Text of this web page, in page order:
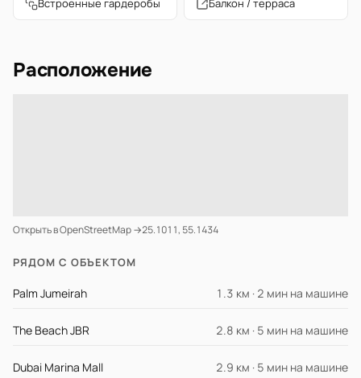
Встроенные гардеробы Балкон / терраса
Расположение
Открыть в OpenStreetMap →25.1011, 55.1434
РЯДОМ С ОБЪЕКТОМ
Palm Jumeirah 1.3 км · 2 мин на машине
The Beach JBR 2.8 км · 5 мин на машине
Dubai Marina Mall 2.9 км · 5 мин на машине